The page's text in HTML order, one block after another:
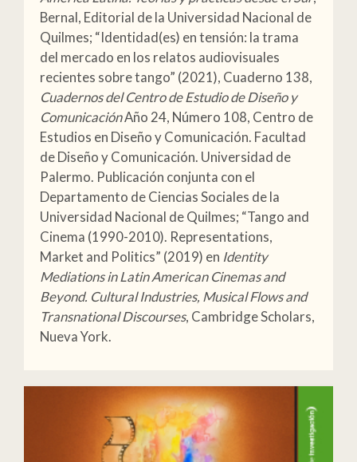
Bernal, Editorial de la Universidad Nacional de
Quilmes; “Identidad(es) en tensión: la trama
del mercado en los relatos audiovisuales
recientes sobre tango” (2021), Cuaderno 138,
Cuadernos del Centro de Estudio de Diseño y
ComunicaciónAño 24, Número 108, Centro de
Estudios en Diseño y Comunicación. Facultad
de Diseño y Comunicación. Universidad de
Palermo. Publicación conjunta con el
Departamento de Ciencias Sociales de la
Universidad Nacional de Quilmes; “Tango and
Cinema (1990-2010). Representations,
Market and Politics” (2019) en Identity
Mediations in Latin American Cinemas and
Beyond. Cultural Industries, Musical Flows and
Transnational Discourses, Cambridge Scholars,
Nueva York.